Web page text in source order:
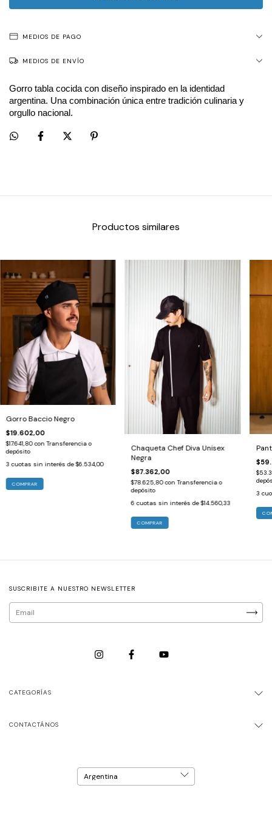
MEDIOS DE PAGO
MEDIOS DE ENVÍO
Gorro tabla cocida con diseño inspirado en la identidad
argentina. Una combinación única entre tradición culinaria y
orgullo nacional.
Productos similares
Gorro Baccio Negro
$19.602,00
$17.641,80con Transferencia o
depósito
3 cuotas sin interés de$6.534,00
Chaqueta Chef Diva Unisex
Negra
$87.362,00
$78.625,80con Transferencia o
depósito
6 cuotas sin interés de$14.560,33
COMPRAR
3
SUSCRIBITE A NUESTRO NEWSLETTER
CATEGORÍAS
CONTACTÁNOS